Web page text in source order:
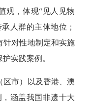
观，体现“见人见物
人群的主体地位；
针对性地制定和实施
实践案例。
区市）以及香港、澳
涵盖我国非遗十大